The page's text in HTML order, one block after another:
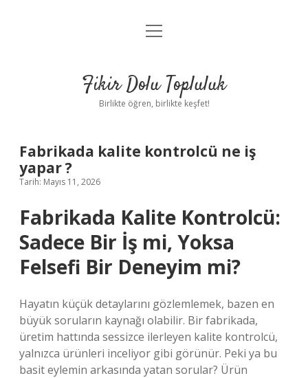
Anasayfa
Yasal Uyarı
menüyü
Fikir Dolu Topluluk
Birlikte öğren, birlikte keşfet!
Fabrikada kalite kontrolcü ne iş
yapar ?
Tarih: Mayıs 11, 2026
Fabrikada Kalite Kontrolcü:
Sadece Bir İş mi, Yoksa
Felsefi Bir Deneyim mi?
Hayatın küçük detaylarını gözlemlemek, bazen en
büyük soruların kaynağı olabilir. Bir fabrikada,
üretim hattında sessizce ilerleyen kalite kontrolcü,
yalnızca ürünleri inceliyor gibi görünür. Peki ya bu
basit eylemin arkasında yatan sorular? Ürün